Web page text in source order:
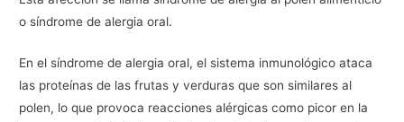
o síndrome de alergia oral.
En el síndrome de alergia oral, el sistema inmunológico ataca
las proteínas de las frutas y verduras que son similares al
polen, lo que provoca reacciones alérgicas como picor en la